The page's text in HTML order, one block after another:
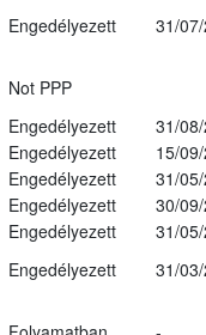
Engedélyezett 31/
Not PPP
Engedélyezett
31/
Engedélyezett
15/
Engedélyezett
31/
Engedélyezett
30/
Engedélyezett
31/
Engedélyezett
31/